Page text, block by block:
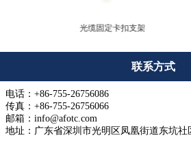
联系方式
电话：+86-755-26756086
传真：+86-755-26756066
邮箱：info@afotc.com
地址：广东省深圳市光明区凤凰街道东坑社